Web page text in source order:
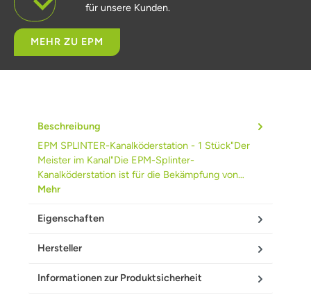
für unsere Kunden.
MEHR ZU EPM
Beschreibung
EPM SPLINTER-Kanalköderstation - 1 Stück"Der
Meister im Kanal"Die EPM-Splinter-
Kanalköderstation ist für die Bekämpfung von…
Mehr
Eigenschaften
Hersteller
Informationen zur Produktsicherheit